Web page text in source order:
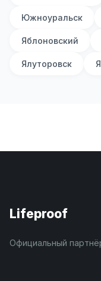
Южноуральск
Яблоновский
Ялуторовск
Lifeproof
Официальный